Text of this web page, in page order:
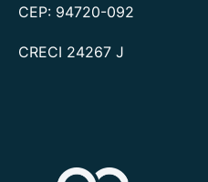
CEP: 94720-092
CRECI 24267 J